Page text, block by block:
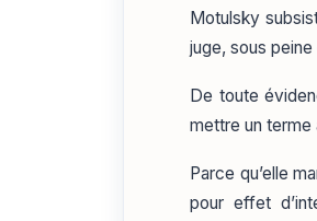
Motulsky
juge, sous
De toute
mettre un terme
Parce qu’elle
pour effet